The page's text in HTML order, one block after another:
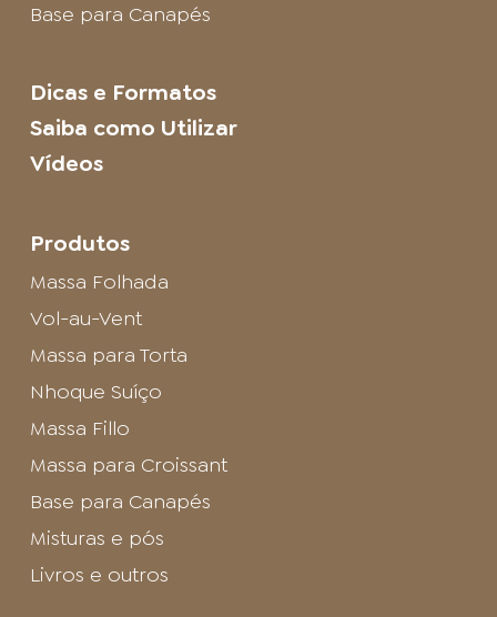
Base para Canapés
Dicas e Formatos
Saiba como Utilizar
Vídeos
Produtos
Massa Folhada
Vol-au-Vent
Massa para Torta
Nhoque Suíço
Massa Fillo
Massa para Croissant
Base para Canapés
Misturas e pós
Livros e outros